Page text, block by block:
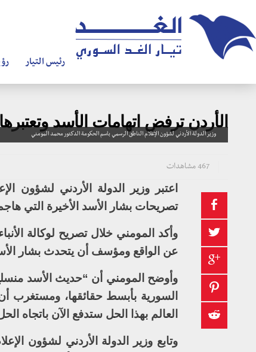
رئيس التيار
الأردن ترفض اتهامات الأسد
وزير الدولة الأردني لشؤون الإعلام الناطق الرسمي باسم الحكومة الدكتور محمد المومني
467 مشاهدات
اعتبر وزير الدولة الأردني لشؤون
تصريحات بشار الأسد الأخيرة التي
وأكد المومني خلال تصريح لوكالة
عن الواقع ومؤسف أن يتحدث بشار
وأوضح المومني أن “حديث الأسد
السورية بأبسط حقائقها، ومستغرب
العالم بهذا الحل ستدفع الآن باتجاه
وتابع وزير الدولة الأردني لشؤون